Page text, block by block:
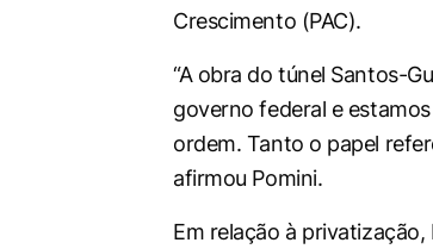
Crescimento (PAC).
“A obra do túnel Santos-
governo federal e
ordem. Tanto o papel
afirmou Pomini.
Em relação à